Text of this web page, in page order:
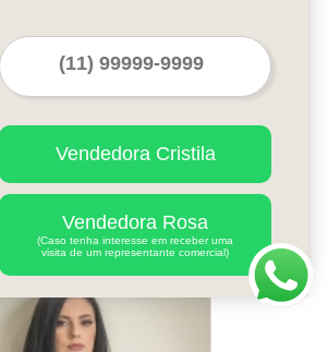
camisa social com logo
da empresa preços
Vendedora Cristila
Vendedora Rosa
(Caso tenha interesse em receber uma
visita de um representante comercial)